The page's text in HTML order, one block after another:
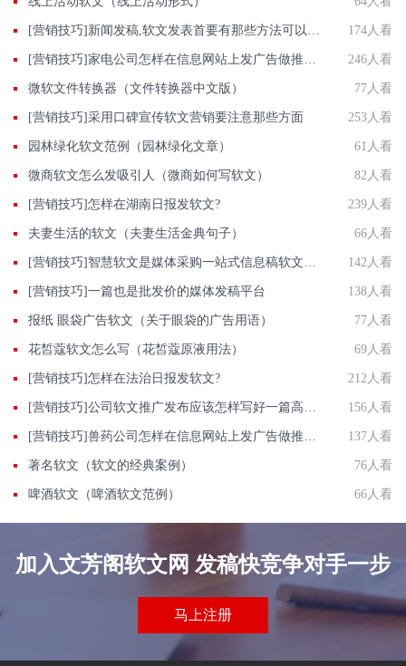
[营销技巧]新闻发稿,软文发表首要有那些方法可以选择? 174人看
[营销技巧]家电公司怎样在信息网站上发广告做推广提高产品知名度呢 246人看
微软文件转换器（文件转换器中文版） 77人看
[营销技巧]采用口碑宣传软文营销要注意那些方面 253人看
园林绿化软文范例（园林绿化文章） 61人看
微商软文怎么发吸引人（微商如何写软文） 82人看
[营销技巧]怎样在湖南日报发软文? 239人看
夫妻生活的软文（夫妻生活金典句子） 66人看
[营销技巧]智慧软文是媒体采购一站式信息稿软文发表宣传平台网站 142人看
[营销技巧]一篇也是批发价的媒体发稿平台 138人看
报纸 眼袋广告软文（关于眼袋的广告用语） 77人看
花皙蔻软文怎么写（花皙蔻原液用法） 69人看
[营销技巧]怎样在法治日报发软文? 212人看
[营销技巧]公司软文推广发布应该怎样写好一篇高价值的文案 156人看
[营销技巧]兽药公司怎样在信息网站上发广告做推广提高产品知名度呢 137人看
著名软文（软文的经典案例） 76人看
啤酒软文（啤酒软文范例） 66人看
加入文芳阁软文网 发稿快竞争对手一步
马上注册